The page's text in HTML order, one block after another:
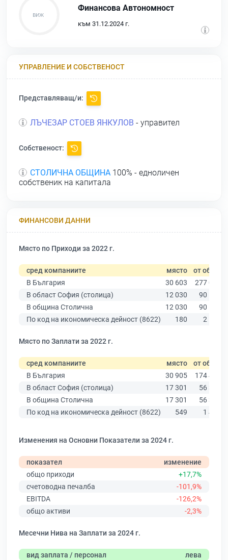
Финансова Автономност
към 31.12.2024 г.
УПРАВЛЕНИЕ И СОБСТВЕНОСТ
Представляващ/и:
ЛЪЧЕЗАР СТОЕВ ЯНКУЛОВ - управител
Собственост:
СТОЛИЧНА ОБЩИНА 100% - едноличен
собственик на капитала
ФИНАНСОВИ ДАННИ
Място по Приходи за 2022 г.
сред компаниите място от общо
В България
30 603
277 019
В област София (столица)
12 030
90 178
В община Столична
12 030
90 178
По код на икономическа дейност (8622)
180 2 180
Място по Заплати за 2022 г.
сред компаниите място от общо
В България
30 905
174 403
В област София (столица)
17 301
56 378
В община Столична
17 301
56 378
По код на икономическа дейност (8622)
549 1 485
Изменения на Основни Показатели за 2024 г.
показател
изменение
общо приходи
+17,7%
счетоводна печалба
-101,9%
EBITDA
-126,2%
общо активи
-2,3%
Месечни Нива на Заплати за 2024 г.
вид заплата / персонал
лева